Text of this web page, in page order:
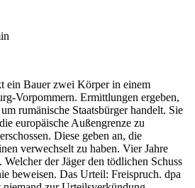
ein Bauer zwei Körper in einem
Vorpommern. Ermittlungen ergeben,
rumänische Staatsbürger handelt. Sie
europäische Außengrenze zu
Diese geben an, die
verwechselt zu haben. Vier Jahre
Welcher der Jäger den tödlichen Schuss
beweisen. Das Urteil: Freispruch. dpa